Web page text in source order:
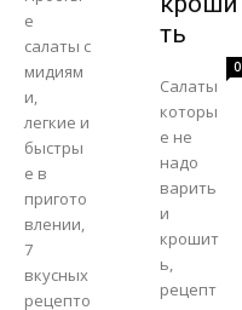
е
салаты с
мидиям
и,
легкие и
быстры
е в
пригото
влении,
7
вкусных
рецепто
ть
0
Салаты
которы
е не
надо
варить
и
крошит
ь,
рецепт